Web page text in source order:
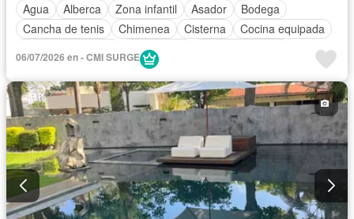
Agua
Alberca Zona infantil Asador
Bodega
Cancha de tenis
Chimenea Cisterna
Cocina equipada
Electricidad
Recámara con closet
Terraza
Zonas verdes
Sin amueblar
06/07/2026 en - CMI SURGE